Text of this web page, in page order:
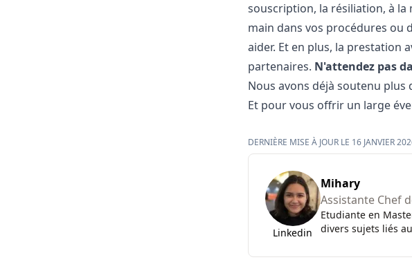
souscription, la résiliation, à
main dans vos procédures ou
aider. Et en plus, la prestation
partenaires. N'attendez pas
Nous avons déjà soutenu
Et pour vous offrir un large
DERNIÈRE MISE À JOUR LE 16 JANVIER
Linkedin
Mihary
Assistante Chef
Etudiante en
divers sujets liés